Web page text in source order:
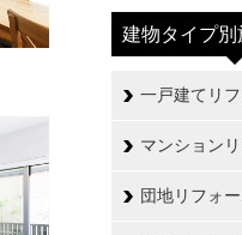
建物タイプ別
一戸建てリ
マンション
団地リフォー